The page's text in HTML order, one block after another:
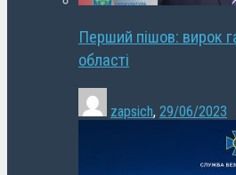
Перший пішов: вирок
області
zapsich, 29/06/2023